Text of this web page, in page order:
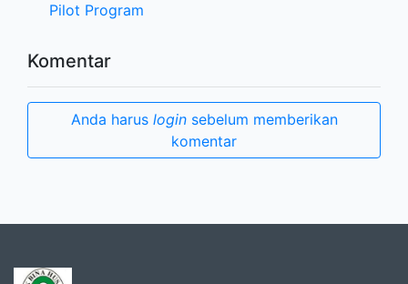
Pilot Program
Komentar
Anda harus loginsebelum memberikan
komentar